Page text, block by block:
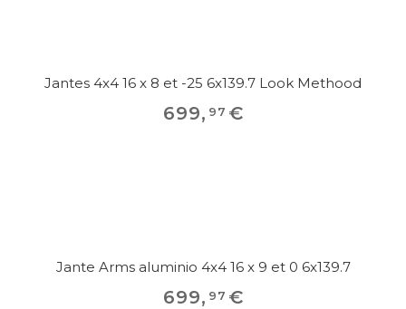
Jantes 4x4 16 x 8 et -25 6x139.7 Look Methood
699, 97 €
Jante Arms aluminio 4x4 16 x 9 et 0 6x139.7
699, 97 €